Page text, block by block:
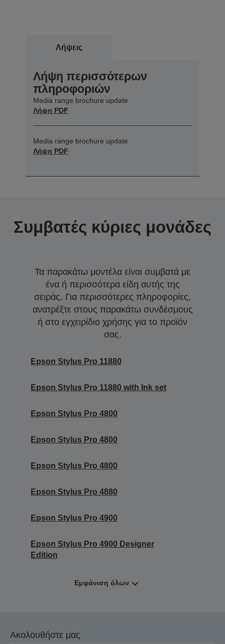
Λήψεις
Λήψη περισσότερων
πληροφοριών
Media range brochure update
Λήψη PDF
Media range brochure update
Λήψη PDF
Συμβατές κύριες μονάδες
Τα παρακάτω μοντέλα είναι συμβατά με
ένα ή περισσότερα είδη αυτής της
σειράς. Για περισσότερες πληροφορίες,
ανατρέξτε στους παρακάτω συνδέσμους
ή στο εγχειρίδιο χρήσης για το προϊόν
σας.
Epson Stylus Pro 11880
Epson Stylus Pro 11880 with Ink set
Epson Stylus Pro 4800
Epson Stylus Pro 4800
Epson Stylus Pro 4800
Epson Stylus Pro 4880
Epson Stylus Pro 4900
Epson Stylus Pro 4900 Designer
Edition
Εμφάνιση όλων
Ακολουθήστε μας